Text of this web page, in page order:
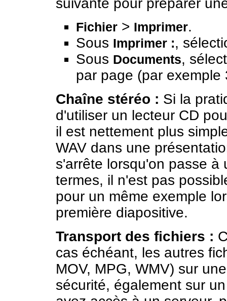
Fichier > Imprimer.
Sous Imprimer :,
Sous Documents,
par page (par exemple
Chaîne stéréo : Si la
d'utiliser un lecteur CD
il est nettement plus
WAV dans une
s'arrête lorsqu'on passe à
termes, il n'est pas
pour un même exemple
première diapositive.
Transport des fichiers :
cas échéant, les autres
MOV, MPG, WMV) sur
sécurité, également sur